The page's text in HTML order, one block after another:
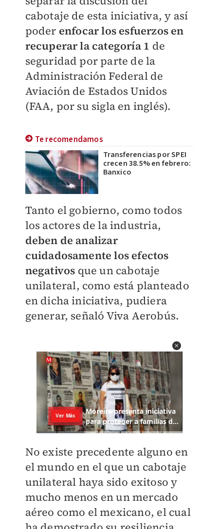
cabotaje de esta iniciativa, y así
poder enfocar los esfuerzos en
recuperar la categoría 1 de
seguridad por parte de la
Administración Federal de
Aviación de Estados Unidos
(FAA, por su sigla en inglés).
Te recomendamos
Transferencias por SPEI
crecen 38.5% en febrero:
Banxico
Tanto el gobierno, como todos
los actores de la industria,
deben de analizar
cuidadosamente los efectos
negativos que un cabotaje
unilateral, como está planteado
en dicha iniciativa, pudiera
generar, señaló Viva Aerobús.
No existe precedente alguno en
el mundo en el que un cabotaje
unilateral haya sido exitoso y
mucho menos en un mercado
aéreo como el mexicano, el cual